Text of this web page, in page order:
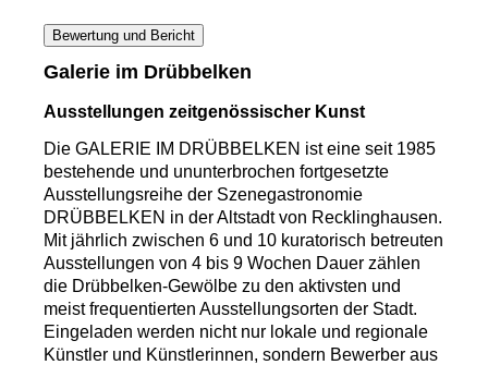
Bewertung und Bericht
Galerie im Drübbelken
Ausstellungen zeitgenössischer Kunst
Die GALERIE IM DRÜBBELKEN ist eine seit 1985
bestehende und ununterbrochen fortgesetzte
Ausstellungsreihe der Szenegastronomie
DRÜBBELKEN in der Altstadt von Recklinghausen.
Mit jährlich zwischen 6 und 10 kuratorisch betreuten
Ausstellungen von 4 bis 9 Wochen Dauer zählen
die Drübbelken-Gewölbe zu den aktivsten und
meist frequentierten Ausstellungsorten der Stadt.
Eingeladen werden nicht nur lokale und regionale
Künstler und Künstlerinnen, sondern Bewerber aus